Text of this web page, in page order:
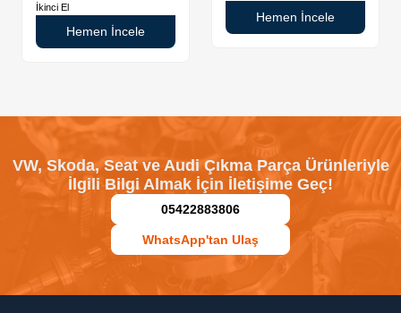
İkinci El
Hemen İncele
Hemen İncele
VW, Skoda, Seat ve Audi Çıkma Parça Ürünleriyle
İlgili Bilgi Almak İçin İletişime Geç!
05422883806
WhatsApp'tan Ulaş